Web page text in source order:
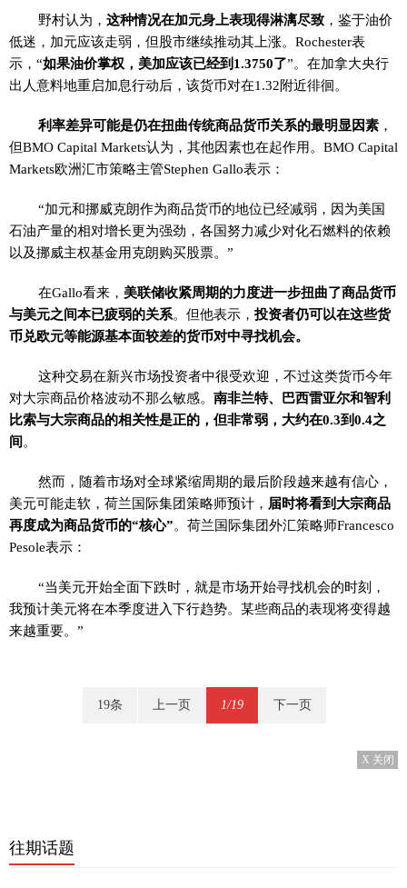
野村认为， 这种情况在加元身上表现得淋漓尽致 ，鉴于油价
低迷，加元应该走弱，但股市继续推动其上涨。Rochester表
示，“如果油价掌权，美加应该已经到1.3750了”。在加拿大央行
出人意料地重启加息行动后，该货币对在1.32附近徘徊。
利率差异可能是仍在扭曲传统商品货币关系的最明显因素 ，
但BMO Capital Markets认为，其他因素也在起作用。BMO Capital
Markets欧洲汇市策略主管Stephen Gallo表示：
“加元和挪威克朗作为商品货币的地位已经减弱，因为美国
石油产量的相对增长更为强劲，各国努力减少对化石燃料的依赖
以及挪威主权基金用克朗购买股票。”
在Gallo看来， 美联储收紧周期的力度进一步扭曲了商品货币
与美元之间本已疲弱的关系。但他表示， 投资者仍可以在这些货
币兑欧元等能源基本面较差的货币对中寻找机会。
这种交易在新兴市场投资者中很受欢迎，不过这类货币今年
对大宗商品价格波动不那么敏感。 南非兰特、巴西雷亚尔和智利
比索与大宗商品的相关性是正的，但非常弱，大约在0.3到0.4之
间。
然而，随着市场对全球紧缩周期的最后阶段越来越有信心，
美元可能走软，荷兰国际集团策略师预计， 届时将看到大宗商品
再度成为商品货币的“核心”。荷兰国际集团外汇策略师Francesco
Pesole表示：
“当美元开始全面下跌时，就是市场开始寻找机会的时刻，
我预计美元将在本季度进入下行趋势。某些商品的表现将变得越
来越重要。”
19条 上一页 1/19 下一页
X 关闭
往期话题